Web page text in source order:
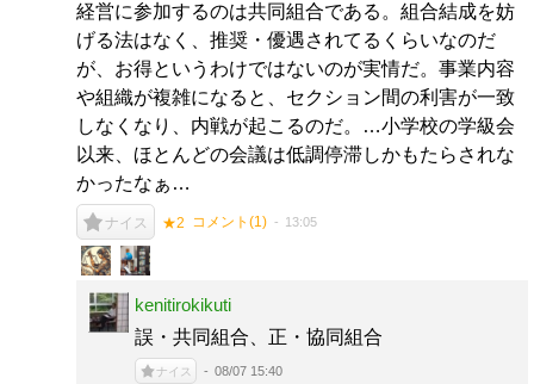
経営に参加するのは共同組合である。組合結成を妨
げる法はなく、推奨・優遇されてるくらいなのだ
が、お得というわけではないのが実情だ。事業内容
や組織が複雑になると、セクション間の利害が一致
しなくなり、内戦が起こるのだ。…小学校の学級会
以来、ほとんどの会議は低調停滞しかもたらされな
かったなぁ…
ナイス ★2 コメント(1) 13:05
kenitirokikuti
誤・共同組合、正・協同組合
ナイス 08/07 15:40